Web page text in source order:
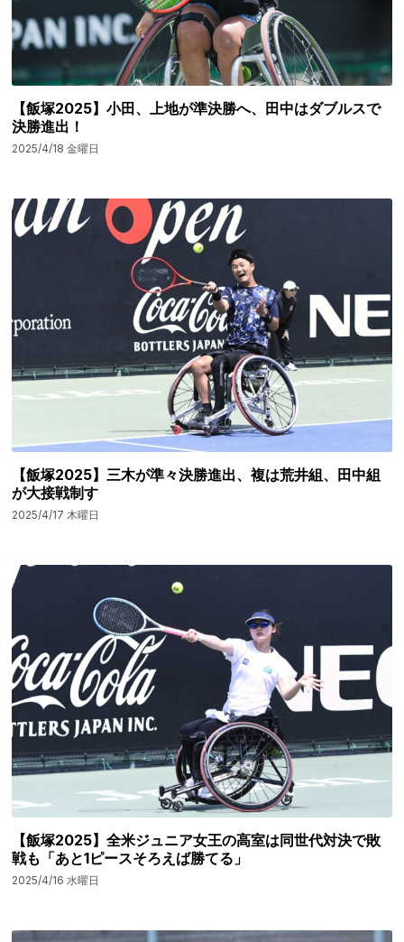
【飯塚2025】小田、上地が準決勝へ、田中はダブルスで
決勝進出！
2025/4/18 金曜日
【飯塚2025】三木が準々決勝進出、複は荒井組、田中組
が大接戦制す
2025/4/17 木曜日
【飯塚2025】全米ジュニア女王の高室は同世代対決で敗
戦も「あと1ピースそろえば勝てる」
2025/4/16 水曜日